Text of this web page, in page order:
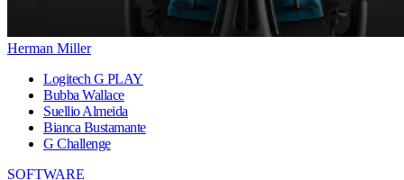
Herman Miller
Logitech G PLAY
Bubba Wallace
Suellio Almeida
Bianca Bustamante
G Challenge
SOFTWARE